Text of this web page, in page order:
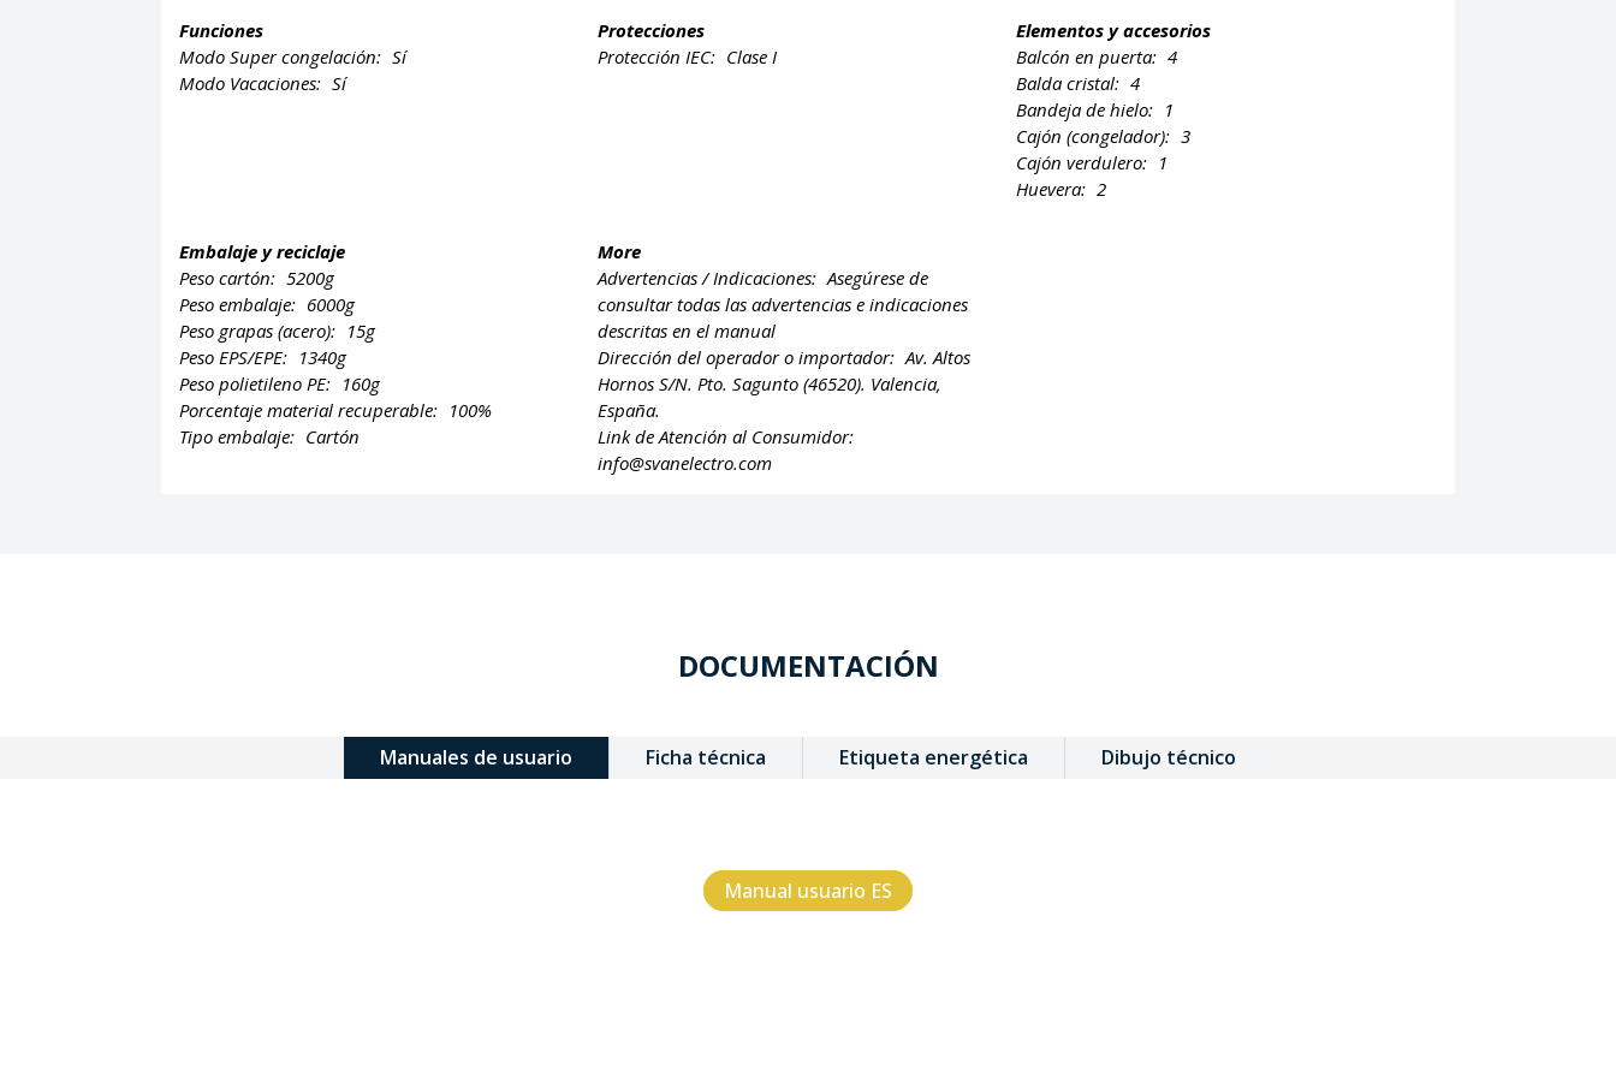
Funciones
Modo Super congelación: Sí
Modo Vacaciones: Sí
Protecciones
Protección IEC: Clase I
Elementos y accesorios
Balcón en puerta: 4
Balda cristal: 4
Bandeja de hielo: 1
Cajón (congelador): 3
Cajón verdulero: 1
Huevera: 2
Embalaje y reciclaje
Peso cartón: 5200g
Peso embalaje: 6000g
Peso grapas (acero): 15g
Peso EPS/EPE: 1340g
Peso polietileno PE: 160g
Porcentaje material recuperable: 100%
Tipo embalaje: Cartón
More
Advertencias / Indicaciones: Asegúrese de
consultar todas las advertencias e indicaciones
descritas en el manual
Dirección del operador o importador: Av. Altos
Hornos S/N. Pto. Sagunto (46520). Valencia,
España.
Link de Atención al Consumidor:
info@svanelectro.com
DOCUMENTACIÓN
Manuales de usuario Ficha técnica Etiqueta energética Dibujo técnico
Manual usuario ES